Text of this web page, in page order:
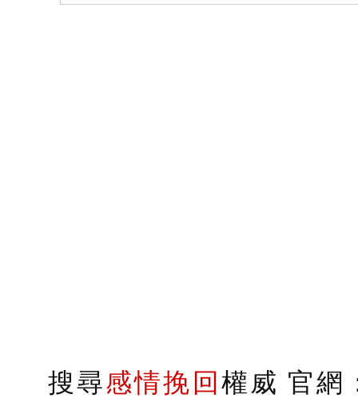
搜尋感情挽回權威 官網